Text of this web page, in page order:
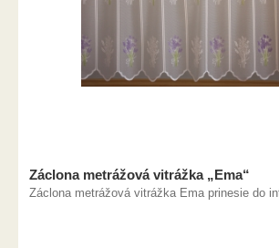
Záclona metrážová vitrážka „Ema“
Záclona metrážová vitrážka Ema prinesie do